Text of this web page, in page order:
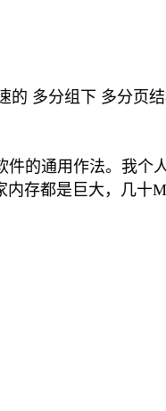
的 多分组下 多分页
的通用作法。我个
存都是巨大，几十